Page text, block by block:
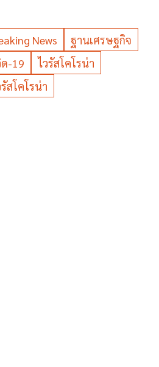
News
ฐานเศรษฐกิจ
-19
ไวรัสโคโรน่า
สโคโรน่า